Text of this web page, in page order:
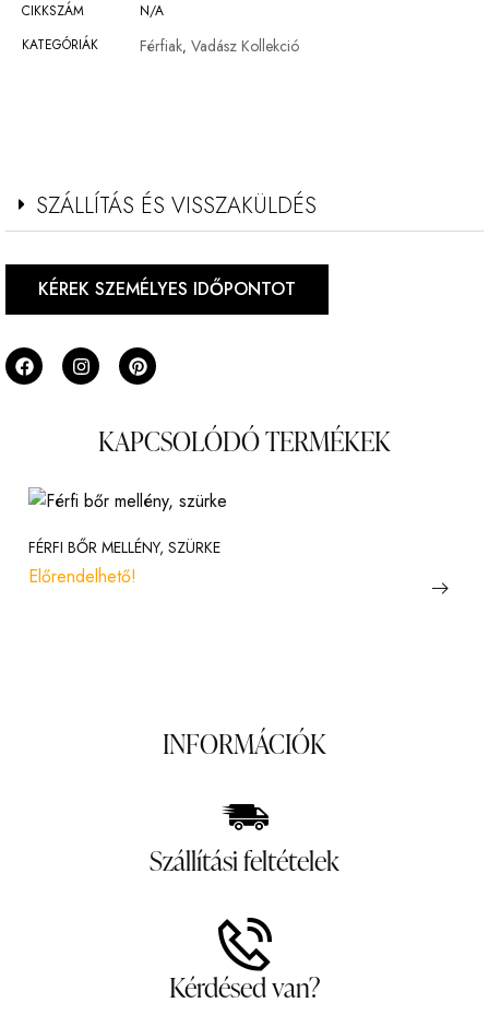
CIKKSZÁM
N/A
KATEGÓRIÁK
Férfiak, Vadász Kollekció
SZÁLLÍTÁS ÉS VISSZAKÜLDÉS
KÉREK SZEMÉLYES IDŐPONTOT
KAPCSOLÓDÓ TERMÉKEK
FÉRFI BŐR MELLÉNY, SZÜRKE
Előrendelhető!
INFORMÁCIÓK
Szállítási feltételek
Kérdésed van?